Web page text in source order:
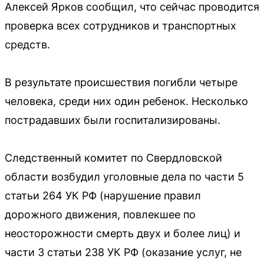
Алексей Ярков сообщил, что сейчас проводится
проверка всех сотрудников и транспортных
средств.
В результате происшествия погибли четыре
человека, среди них один ребенок. Несколько
пострадавших были госпитализированы.
Следственный комитет по Свердловской
области возбудил уголовные дела по части 5
статьи 264 УК РФ (нарушение правил
дорожного движения, повлекшее по
неосторожности смерть двух и более лиц) и
части 3 статьи 238 УК РФ (оказание услуг, не